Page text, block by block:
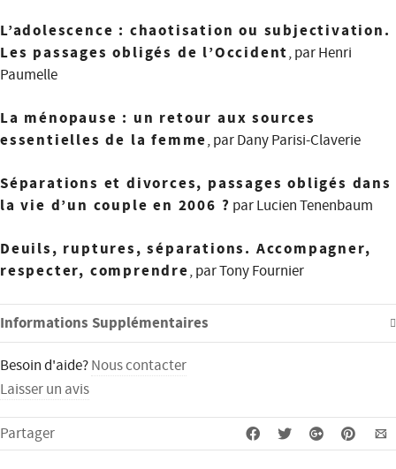
L’adolescence : chaotisation ou subjectivation.
Les passages obligés de l’Occident, par Henri
Paumelle
La ménopause : un retour aux sources
essentielles de la femme, par Dany Parisi-Claverie
Séparations et divorces, passages obligés dans
la vie d’un couple en 2006 ? par Lucien Tenenbaum
Deuils, ruptures, séparations. Accompagner,
respecter, comprendre, par Tony Fournier
Informations Supplémentaires
Besoin d'aide?Nous contacter
Laisser un avis
Partager